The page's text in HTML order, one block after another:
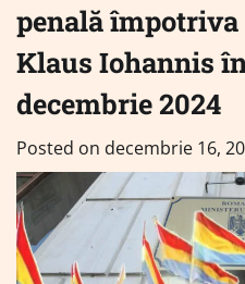
penală
Klaus Iohannis
decembrie 2024
Posted on decembrie 16,